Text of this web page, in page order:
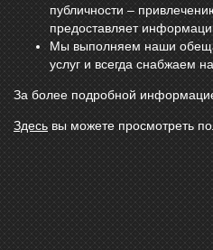
публичности –
предоставляет
Мы выполняем наши
услуг и всегда снабжаем
За более подробной
Здесь вы можете просмотреть